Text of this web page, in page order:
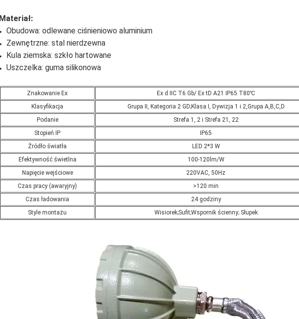
Materiał:
Obudowa: odlewane ciśnieniowo aluminium
Zewnętrzne: stal nierdzewna
Kula ziemska: szkło hartowane
Uszczelka: guma silikonowa
Znakowanie Ex
Ex d IIC T6 Gb/ Ex tD A21 IP65 T80℃
Klasyfikacja
Grupa II, Kategoria 2 GD;Klasa I, Dywizja 1 i 2,Grupa A,B,C,D
Podanie
Strefa 1, 2 i Strefa 21, 22
Stopień IP
IP65
Źródło światła
LED 2*3 W
Efektywność świetlna
100-120lm/W
Napięcie wejściowe
220VAC, 50Hz
Czas pracy (awaryjny)
>120 min
Czas ładowania
24 godziny
Style montażu
Wisiorek;Sufit;Wspornik ścienny; Słupek